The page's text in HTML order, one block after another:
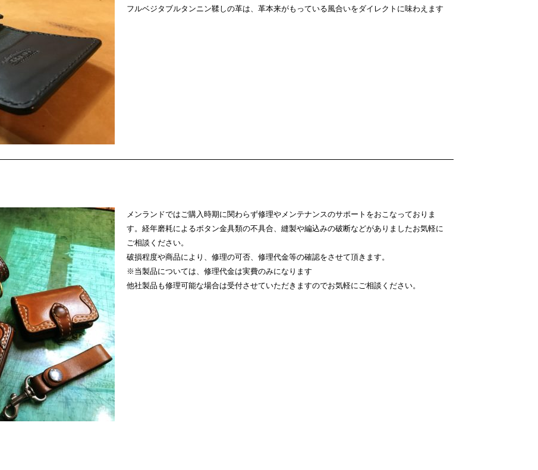
フルベジタブルタンニン鞣しの革は、革本来がもっている風合いをダイレクトに味わえます
メンランドではご購入時期に関わらず修理やメンテナンスのサポートをおこなっておりま
す。経年磨耗によるボタン金具類の不具合、縫製や編込みの破断などがありましたお気軽に
ご相談ください。
破損程度や商品により、修理の可否、修理代金等の確認をさせて頂きます。
※当製品については、修理代金は実費のみになります
他社製品も修理可能な場合は受付させていただきますのでお気軽にご相談ください。